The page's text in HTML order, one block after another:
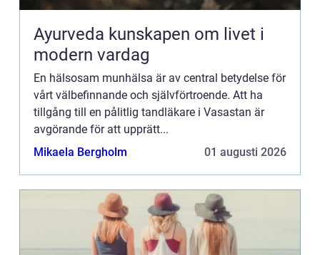
Ayurveda kunskapen om livet i
modern vardag
En hälsosam munhälsa är av central betydelse för
vårt välbefinnande och självförtroende. Att ha
tillgång till en pålitlig tandläkare i Vasastan är
avgörande för att upprätt...
Mikaela Bergholm
01 augusti 2026